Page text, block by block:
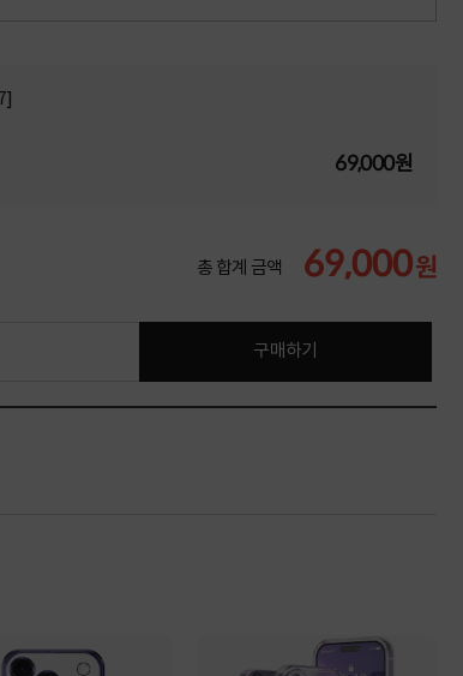
69,000원
총 합계 금액 69,000원
구매하기